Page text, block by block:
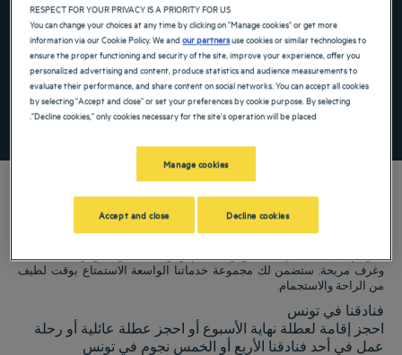
ابحث عن فندق
أضِف رمزًا خاصًا
فنادق Golden Tulip ترحب بكم فيتونس. نبذل قصارى جهدنا لجعل إقامتك مريحة
وغرف مريحة. ستضمن لك مجموعة خدماتنا الواسعة الاستمتاع بوقت لطيف
من الراحة والاستجمام.
فنادقنا في تونس
احجز إقامة لعطلة نهاية الأسبوع أو احجز عطلة عائلية أو رحلة
عمل في أحد فنادقنا الأربع أو الخمس نجوم في تونس
RESPECT FOR YOUR PRIVACY IS A PRIORITY FOR US
You can change your choices at any time by clicking on "Manage cookies" or get more
information via our Cookie Policy. We andour partnersuse cookies or similar technologies to
ensure the proper functioning and security of the site, improve your experience, offer you
personalized advertising and content, produce statistics and audience measurements to
evaluate their performance, and share content on social networks. You can accept all cookies
by selecting "Accept and close" or set your preferences by cookie purpose. By selecting
"Decline cookies," only cookies necessary for the site's operation will be placed.
Manage cookies
Decline cookies
Accept and close